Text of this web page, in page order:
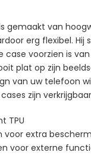
gemaakt van
erg flexibel.
case voorzien is
plat op zijn
van uw telefoon
zijn
TPU
voor extra
voor externe